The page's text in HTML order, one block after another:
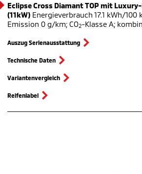
Eclipse Cross Diamant TOP mit
(11kW) Energieverbrauch 17.1 kWh/100
Emission 0 g/km; CO2-Klasse A;
Auszug Serienausstattung
Technische Daten
Variantenvergleich
Reifenlabel